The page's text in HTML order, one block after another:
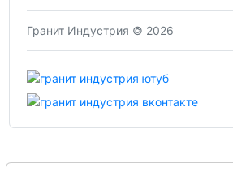
Гранит Индустрия © 2026